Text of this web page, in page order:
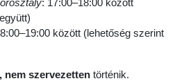
: 17:00–18:00 között
között (lehetőség szerint
nem szervezetten történik.